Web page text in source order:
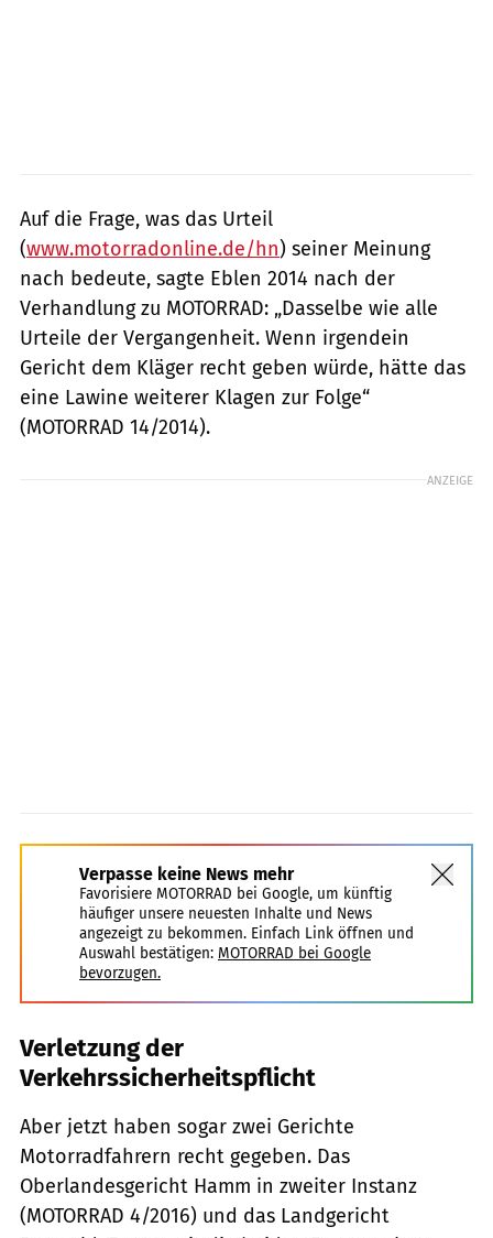
Auf die Frage, was das Urteil
(www.motorradonline.de/hn) seiner Meinung
nach bedeute, sagte Eblen 2014 nach der
Verhandlung zu MOTORRAD: „Dasselbe wie alle
Urteile der Vergangenheit. Wenn irgendein
Gericht dem Kläger recht geben würde, hätte das
eine Lawine weiterer Klagen zur Folge“
(MOTORRAD 14/2014).
ANZEIGE
Verpasse keine News mehr
Favorisiere MOTORRAD bei Google, um künftig
häufiger unsere neuesten Inhalte und News
angezeigt zu bekommen. Einfach Link öffnen und
Auswahl bestätigen: MOTORRAD bei Google
bevorzugen.
Verletzung der
Verkehrssicherheitspflicht
Aber jetzt haben sogar zwei Gerichte
Motorradfahrern recht gegeben. Das
Oberlandesgericht Hamm in zweiter Instanz
(MOTORRAD 4/2016) und das Landgericht